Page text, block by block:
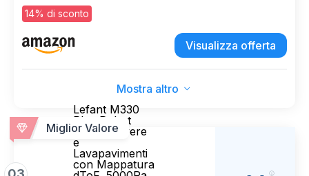
T30 PRO), 21000 Pa, Spazzola Laterale
Estensibile e Lavapavimenti, lavaggio con acqua
calda a 75 ℃, Ultrasottile 81 mm
14% di sconto
Visualizza offerta
Mostra altro
Miglior Valore
Lefant M330
Plus Robot
Aspirapolvere
e
Lavapavimenti
con Mappatura